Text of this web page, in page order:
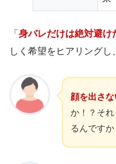
「 身バレだけは絶対避け
しく希望をヒアリングし
顔を出さ
か！？そ
るんですか